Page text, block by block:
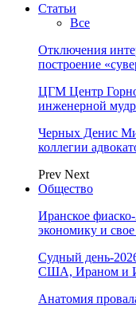
Статьи
Все
Отключения
построение
ЦГМ Центр
инженерной
Черных Денис
коллегии
Prev Next
Общество
Иранское
экономику и
Судный день-
США, Ираном и
Анатомия